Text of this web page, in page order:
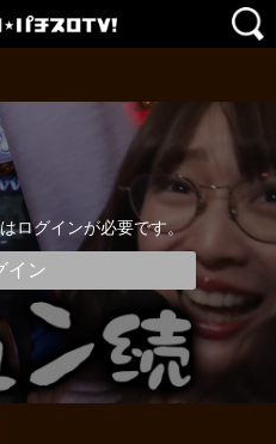
ログインが必要です。
イン